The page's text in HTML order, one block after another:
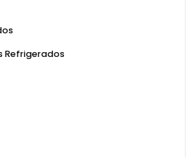
Refrigerados